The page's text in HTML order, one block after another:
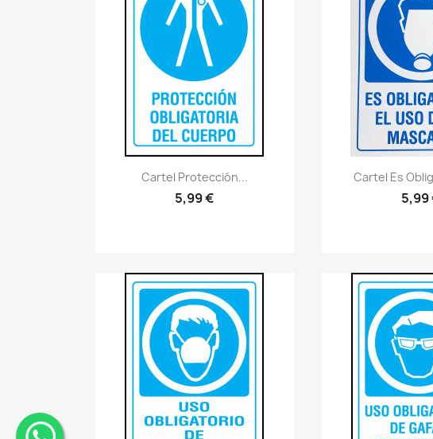
visibilityVistazo rápido
Cartel Protección...
5,99 €
visibility
Cartel Es
5,99